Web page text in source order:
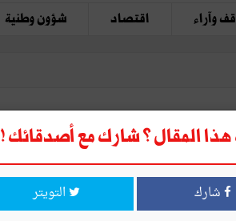
وآراء اقتصاد شؤون وطنية
المقال ؟ شارك مع أصدقائك !
شارك التويتر